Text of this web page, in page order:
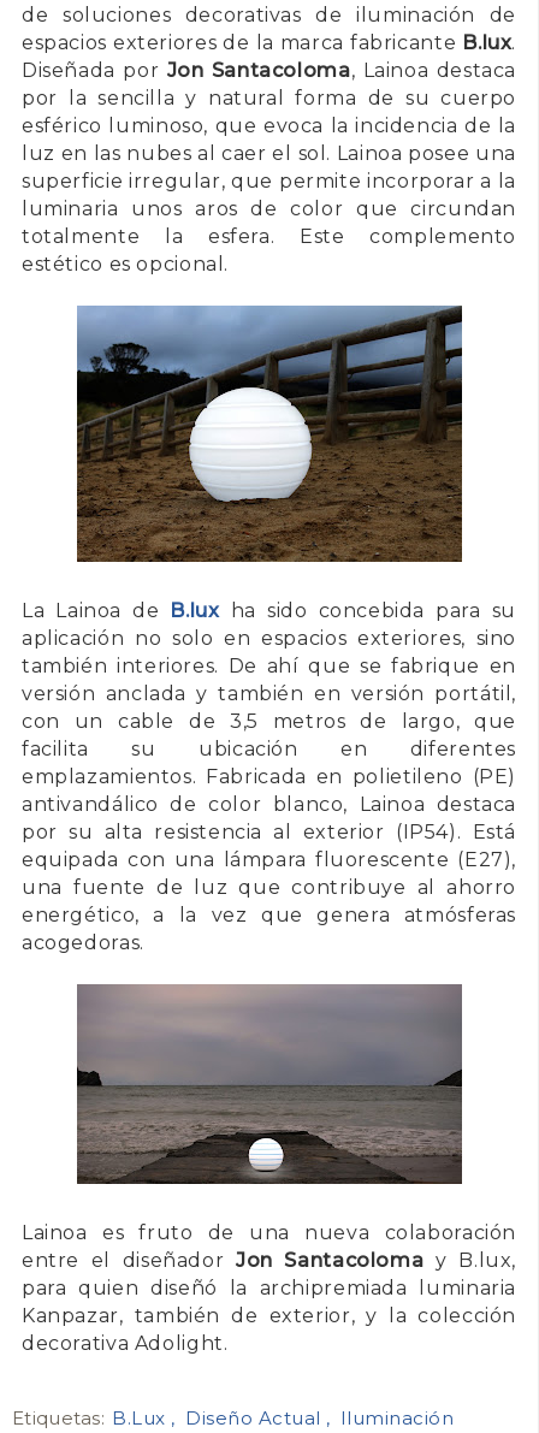
de soluciones decorativas de iluminación de
espacios exteriores de la marca fabricante B.lux.
Diseñada por Jon Santacoloma, Lainoa destaca
por la sencilla y natural forma de su cuerpo
esférico luminoso, que evoca la incidencia de la
luz en las nubes al caer el sol. Lainoa posee una
superficie irregular, que permite incorporar a la
luminaria unos aros de color que circundan
totalmente la esfera. Este complemento
estético es opcional.
La Lainoa de B.luxha sido concebida para su
aplicación no solo en espacios exteriores, sino
también interiores. De ahí que se fabrique en
versión anclada y también en versión portátil,
con un cable de 3,5 metros de largo, que
facilita su ubicación en diferentes
emplazamientos. Fabricada en polietileno (PE)
antivandálico de color blanco, Lainoa destaca
por su alta resistencia al exterior (IP54). Está
equipada con una lámpara fluorescente (E27),
una fuente de luz que contribuye al ahorro
energético, a la vez que genera atmósferas
acogedoras.
Lainoa es fruto de una nueva colaboración
entre el diseñador Jon Santacoloma y B.lux,
para quien diseñó la archipremiada luminaria
Kanpazar, también de exterior, y la colección
decorativa Adolight.
Etiquetas: B.Lux Diseño Actual Iluminación